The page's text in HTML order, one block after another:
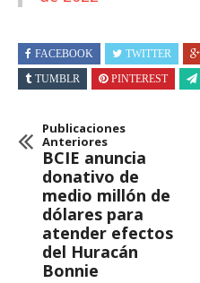
FACEBOOK TWITTER
TUMBLR
PINTEREST
Publicaciones
Anteriores
BCIE anuncia
donativo de
medio millón de
dólares para
atender efectos
del Huracán
Bonnie